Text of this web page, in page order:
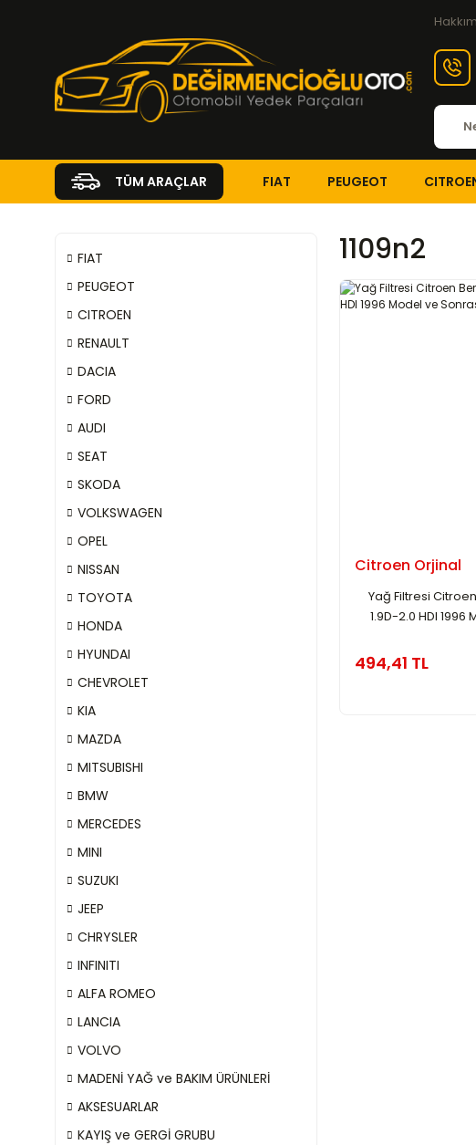
TÜM ARAÇLAR FIAT PEUGEOT
FIAT
PEUGEOT
CITROEN
RENAULT
DACIA
FORD
AUDI
SEAT
SKODA
VOLKSWAGEN
OPEL
NISSAN
TOYOTA
HONDA
HYUNDAI
CHEVROLET
KIA
MAZDA
MITSUBISHI
BMW
MERCEDES
MINI
SUZUKI
JEEP
CHRYSLER
INFINITI
ALFA ROMEO
LANCIA
VOLVO
MADENİ YAĞ ve BAKIM ÜRÜNLERİ
AKSESUARLAR
KAYIŞ ve GERGİ GRUBU
1109n2
Citroen Orjinal
Yağ Filtresi
1.9D-2.0 HDI 1996
494,41 TL